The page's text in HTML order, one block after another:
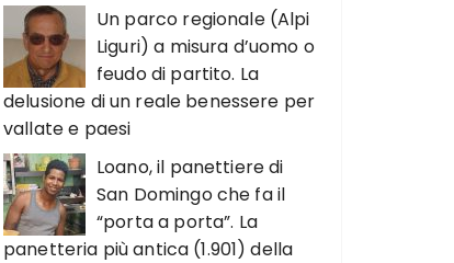
Un parco regionale (Alpi
Liguri) a misura d’uomo o
feudo di partito. La
delusione di un reale benessere per
vallate e paesi
Loano, il panettiere di
San Domingo che fa il
“porta a porta”. La
panetteria più antica (1.901) della